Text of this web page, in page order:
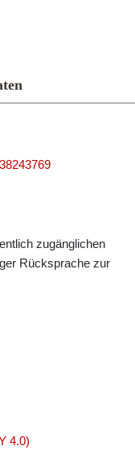
zugänglichen
Rücksprache zur
4.0)